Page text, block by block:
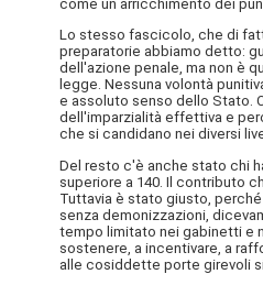
come un arricchimento dei
Lo stesso fascicolo, che di
preparatorie abbiamo detto:
dell'azione penale, ma non è
legge. Nessuna volontà
e assoluto senso dello Stato.
dell'imparzialità effettiva e
che si candidano nei diversi
Del resto c'è anche stato chi
superiore a 140. Il contributo
Tuttavia è stato giusto,
senza demonizzazioni,
tempo limitato nei gabinetti e
sostenere, a incentivare, a
alle cosiddette porte girevoli